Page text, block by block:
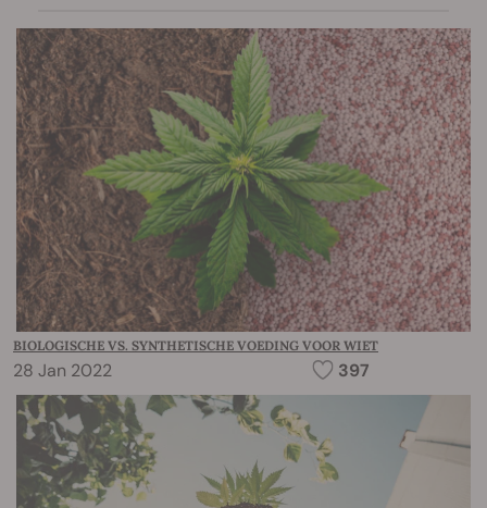
BIOLOGISCHE VS. SYNTHETISCHE VOEDING VOOR WIET
28 Jan 2022 397